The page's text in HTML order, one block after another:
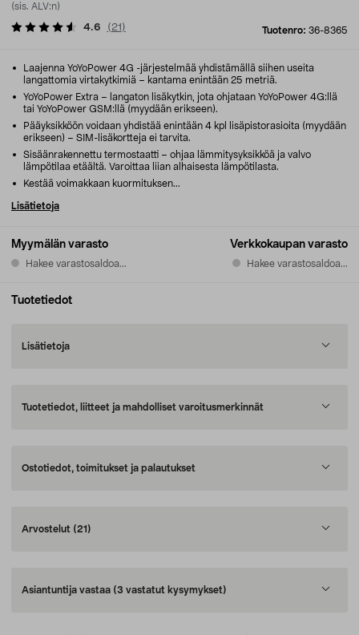
(sis. ALV:n)
Tuotenro: 36-8365
4.6 ( 21 )
Myymälän varasto
Hakee varastosaldoa...
Verkkokaupan varasto
Hakee varastosaldoa...
Laajenna YoYoPower 4G -järjestelmää yhdistämällä siihen useita
langattomia virtakytkimiä – kantama enintään 25 metriä.
YoYoPower Extra – langaton lisäkytkin, jota ohjataan YoYoPower 4G:llä
tai YoYoPower GSM:llä (myydään erikseen).
Pääyksikköön voidaan yhdistää enintään 4 kpl lisäpistorasioita (myydään
erikseen) – SIM-lisäkortteja ei tarvita.
Sisäänrakennettu termostaatti – ohjaa lämmitysyksikköä ja valvo
lämpötilaa etäältä. Varoittaa liian alhaisesta lämpötilasta.
Kestää voimakkaan kuormituksen...
Lisätietoja
Tuotetiedot
Lisätietoja
Tuotetiedot, liitteet ja mahdolliset varoitusmerkinnät
Ostotiedot, toimitukset ja palautukset
Arvostelut (21)
Asiantuntija vastaa (3 vastatut kysymykset)